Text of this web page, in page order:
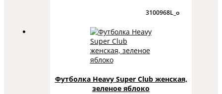
3100968L_o
Футболка Heavy Super Club женская,
зеленое яблоко